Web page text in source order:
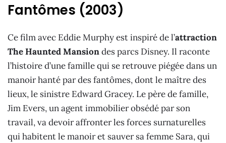
Fantômes (2003)
Ce film avec Eddie Murphy est inspiré de l’attraction
The Haunted Mansiondes parcs Disney. Il raconte
l’histoire d’une famille qui se retrouve piégée dans un
manoir hanté par des fantômes, dont le maître des
lieux, le sinistre Edward Gracey. Le père de famille,
Jim Evers, un agent immobilier obsédé par son
travail, va devoir affronter les forces surnaturelles
qui habitent le manoir et sauver sa femme Sara, qui